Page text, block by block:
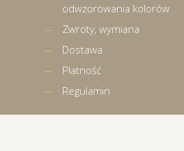
odwzorowania kolorów
Zwroty, wymiana
Dostawa
Płatność
Regulamin